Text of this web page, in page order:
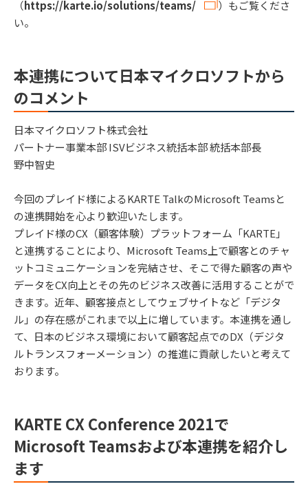
（https://karte.io/solutions/teams/
）もご覧くださ
い。
本連携について日本マイクロソフトから
のコメント
日本マイクロソフト株式会社
パートナー事業本部 ISVビジネス統括本部 統括本部長
野中智史
今回のプレイド様によるKARTE TalkのMicrosoft Teamsと
の連携開始を心より歓迎いたします。
プレイド様のCX（顧客体験）プラットフォーム「KARTE」
と連携することにより、Microsoft Teams上で顧客とのチャ
ットコミュニケーションを完結させ、そこで得た顧客の声や
データをCX向上とその先のビジネス改善に活用することがで
きます。近年、顧客接点としてウェブサイトなど「デジタ
ル」の存在感がこれまで以上に増しています。本連携を通し
て、日本のビジネス環境において顧客起点でのDX（デジタ
ルトランスフォーメーション）の推進に貢献したいと考えて
おります。
KARTE CX Conference 2021で
Microsoft Teamsおよび本連携を紹介し
ます